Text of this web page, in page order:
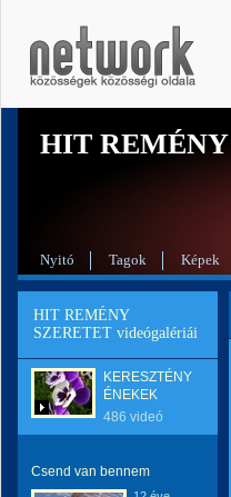
HIT
Nyitó Tagok Képek
HIT REMÉNY
SZERETET videógalériái
KERESZTÉNY
ÉNEKEK
486 videó
Csend van bennem